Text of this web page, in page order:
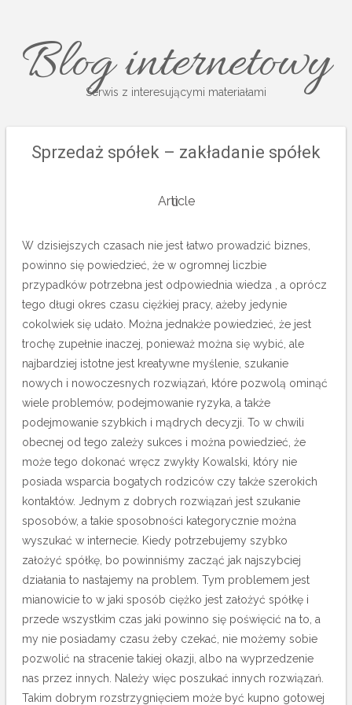
Blog internetowy
Serwis z interesującymi materiałami
Sprzedaż spółek – zakładanie spółek
Article
W dzisiejszych czasach nie jest łatwo prowadzić biznes,
powinno się powiedzieć, że w ogromnej liczbie
przypadków potrzebna jest odpowiednia wiedza , a oprócz
tego długi okres czasu ciężkiej pracy, ażeby jedynie
cokolwiek się udało. Można jednakże powiedzieć, że jest
trochę zupełnie inaczej, ponieważ można się wybić, ale
najbardziej istotne jest kreatywne myślenie, szukanie
nowych i nowoczesnych rozwiązań, które pozwolą ominąć
wiele problemów, podejmowanie ryzyka, a także
podejmowanie szybkich i mądrych decyzji. To w chwili
obecnej od tego zależy sukces i można powiedzieć, że
może tego dokonać wręcz zwykły Kowalski, który nie
posiada wsparcia bogatych rodziców czy także szerokich
kontaktów. Jednym z dobrych rozwiązań jest szukanie
sposobów, a takie sposobności kategorycznie można
wyszukać w internecie. Kiedy potrzebujemy szybko
założyć spółkę, bo powinniśmy zacząć jak najszybciej
działania to nastajemy na problem. Tym problemem jest
mianowicie to w jaki sposób ciężko jest założyć spółkę i
przede wszystkim czas jaki powinno się poświęcić na to, a
my nie posiadamy czasu żeby czekać, nie możemy sobie
pozwolić na stracenie takiej okazji, albo na wyprzedzenie
nas przez innych. Należy więc poszukać innych rozwiązań.
Takim dobrym rozstrzygnięciem może być kupno gotowej